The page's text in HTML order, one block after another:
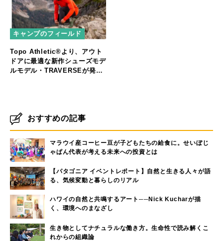
キャンプのフィールド
Topo Athletic®︎より、アウト
ドアに最適な新作シューズモデ
ルモデル・TRAVERSEが発売
おすすめの記事
マラウイ産コーヒー豆が子どもたちの給食に。せいぼじ
ゃぱん代表が考える未来への投資とは
【パタゴニア イベントレポート】自然と生きる人々が語
る、気候変動と暮らしのリアル
ハワイの自然と共鳴するアート──Nick Kucharが描
く、環境へのまなざし
生き物としてナチュラルな働き方。生命性で読み解くこ
れからの組織論